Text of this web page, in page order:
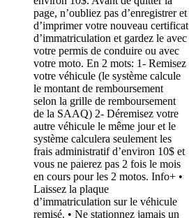
page, n’oubliez pas d’enregistrer et
d’imprimer votre nouveau certificat
d’immatriculation et gardez le avec
votre permis de conduire ou avec
votre moto. En 2 mots: 1- Remisez
votre véhicule (le système calcule
le montant de remboursement
selon la grille de remboursement
de la SAAQ) 2- Déremisez votre
autre véhicule le même jour et le
système calculera seulement les
frais administratif d’environ 10$ et
vous ne paierez pas 2 fois le mois
en cours pour les 2 motos. Info+ •
Laissez la plaque
d’immatriculation sur le véhicule
remisé. • Ne stationnez jamais un